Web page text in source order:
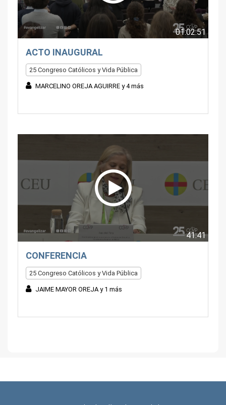
01:02:51
ACTO INAUGURAL
25 Congreso Católicos y Vida Pública
MARCELINO OREJA AGUIRRE y 4 más
41:41
CONFERENCIA
25 Congreso Católicos y Vida Pública
JAIME MAYOR OREJA y 1 más